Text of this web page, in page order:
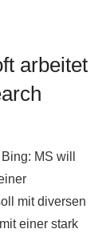
arbeitet
MS will
mit diversen
einer stark